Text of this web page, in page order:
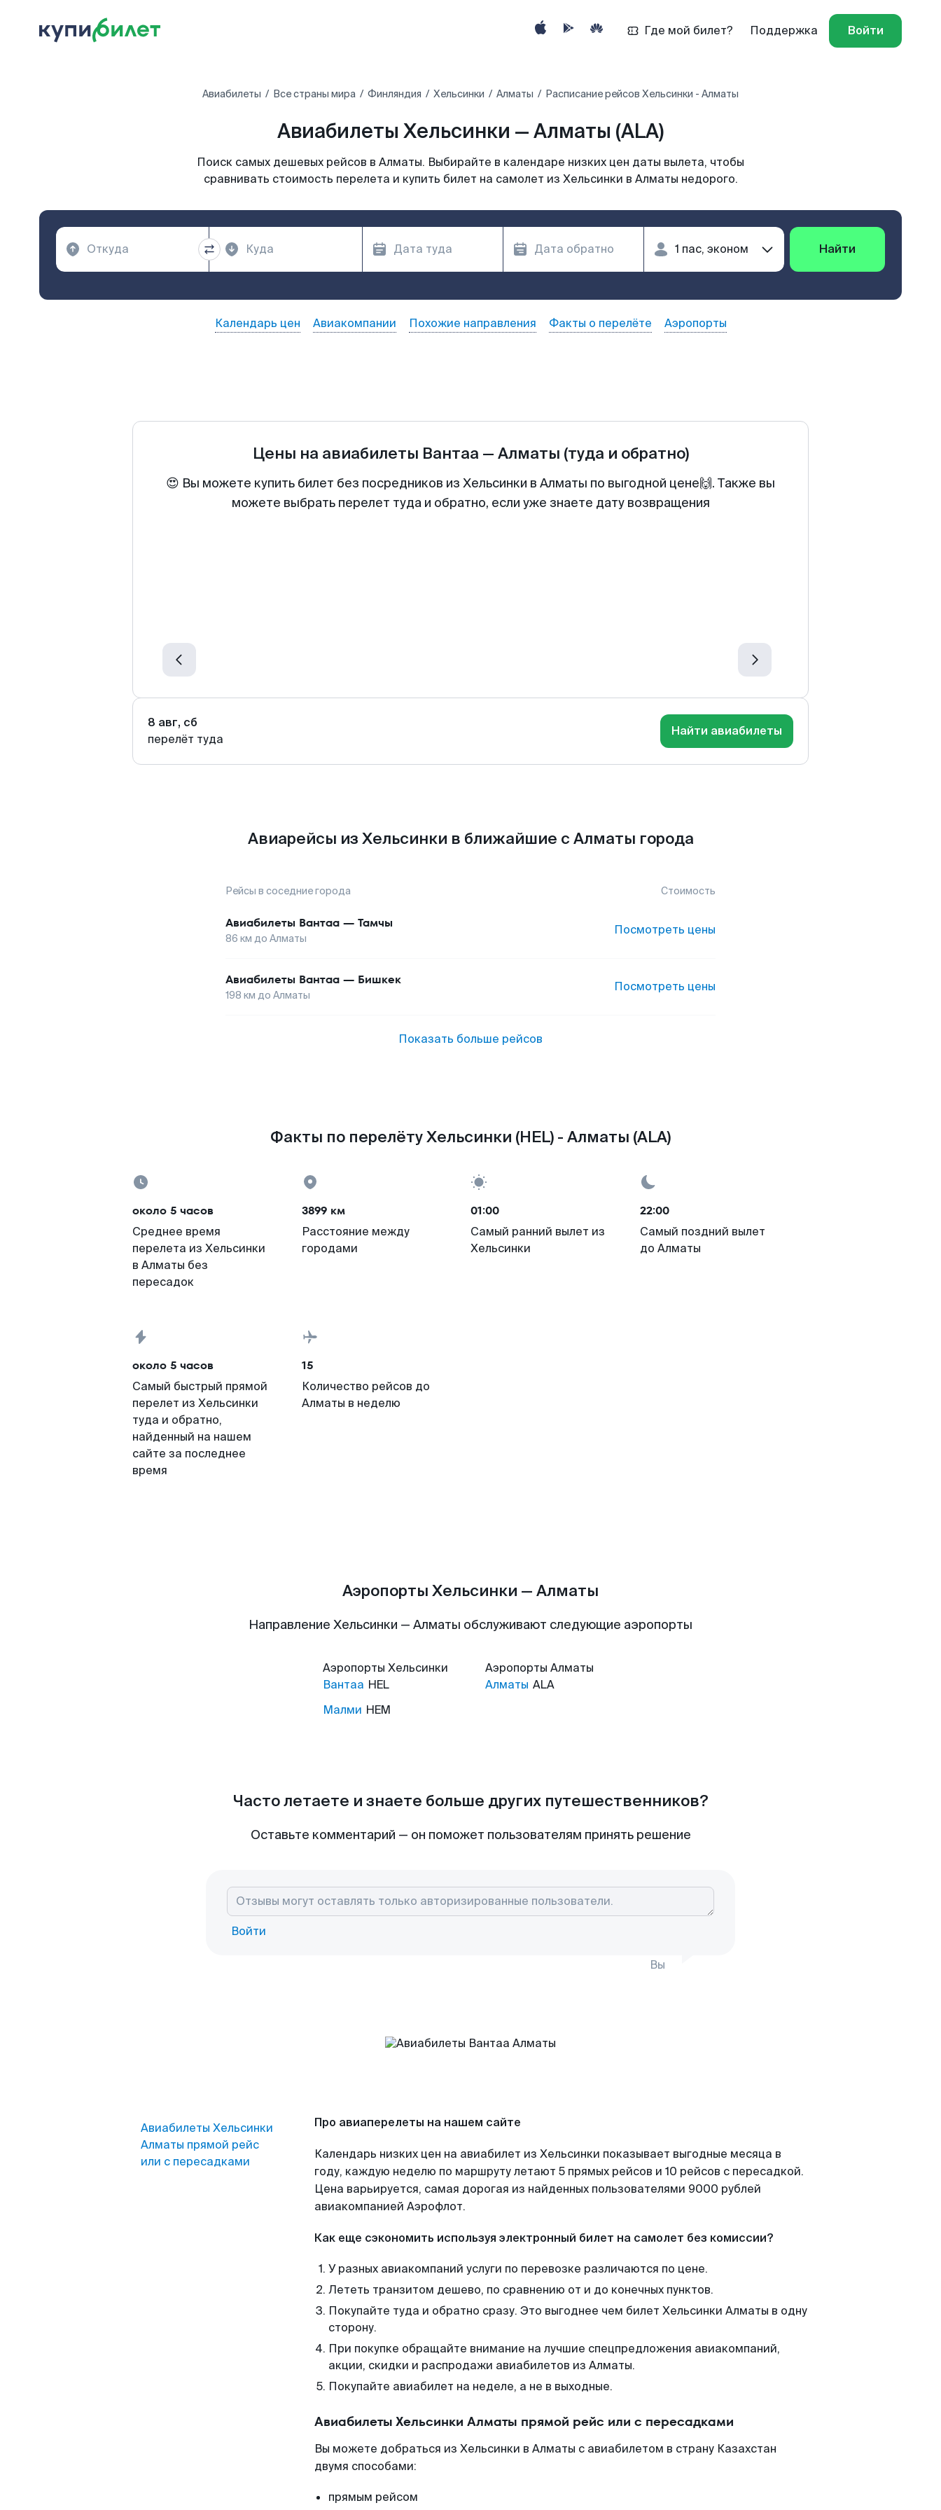
Где мой билет? Поддержка Войти
Авиабилеты Все страны мира Финляндия Хельсинки Алматы Расписание рейсов Хельсинки - Алматы
Авиабилеты Хельсинки — Алматы (ALA)
Поиск самых дешевых рейсов в Алматы. Выбирайте в календаре низких цен даты вылета, чтобы
сравнивать стоимость перелета и купить билет на самолет из Хельсинки в Алматы недорого.
Найти
Календарь цен Авиакомпании Похожие направления Факты о перелёте Аэропорты
Цены на авиабилеты Вантаа — Алматы (туда и обратно)
😍 Вы можете купить билет без посредников из Хельсинки в Алматы по выгодной цене🙌. Также вы
можете выбрать перелет туда и обратно, если уже знаете дату возвращения
8 авг, сб
перелёт туда
Найти авиабилеты
Авиарейсы из Хельсинки в ближайшие с Алматы города
Рейсы в соседние города Стоимость
Авиабилеты Вантаа — Тамчы
86 км до Алматы
Посмотреть цены
Авиабилеты Вантаа — Бишкек
198 км до Алматы
Посмотреть цены
Показать больше рейсов
Факты по перелёту Хельсинки (HEL) - Алматы (ALA)
около 5 часов
Среднее время
перелета из Хельсинки
в Алматы без
пересадок
3899 км
Расстояние между
городами
01:00
Самый ранний вылет из
Хельсинки
22:00
Самый поздний вылет
до Алматы
около 5 часов
Самый быстрый прямой
перелет из Хельсинки
туда и обратно,
найденный на нашем
сайте за последнее
время
15
Количество рейсов до
Алматы в неделю
Аэропорты Хельсинки — Алматы
Направление Хельсинки — Алматы обслуживают следующие аэропорты
Аэропорты Хельсинки
Вантаа HEL
Малми HEM
Аэропорты Алматы
Алматы ALA
Часто летаете и знаете больше других путешественников?
Оставьте комментарий — он поможет пользователям принять решение
Войти
Вы
Авиабилеты Хельсинки
Алматы прямой рейс
или с пересадками
Про авиаперелеты на нашем сайте
Календарь низких цен на авиабилет из Хельсинки показывает выгодные месяца в
году, каждую неделю по маршруту летают 5 прямых рейсов и 10 рейсов с пересадкой.
Цена варьируется, самая дорогая из найденных пользователями 9000 рублей
авиакомпанией Аэрофлот.
Как еще сэкономить используя электронный билет на самолет без комиссии?
У разных авиакомпаний услуги по перевозке различаются по цене.
Лететь транзитом дешево, по сравнению от и до конечных пунктов.
Покупайте туда и обратно сразу. Это выгоднее чем билет Хельсинки Алматы в одну
сторону.
При покупке обращайте внимание на лучшие спецпредложения авиакомпаний,
акции, скидки и распродажи авиабилетов из Алматы.
Покупайте авиабилет на неделе, а не в выходные.
Авиабилеты Хельсинки Алматы прямой рейс или с пересадками
Вы можете добраться из Хельсинки в Алматы с авиабилетом в страну Казахстан
двумя способами:
прямым рейсом